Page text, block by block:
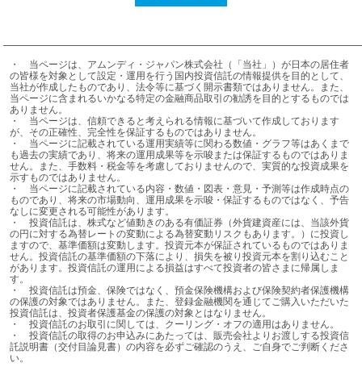
図１は、現在の100万円が、インフレにより、将来どの程
度の価値になるかを示したものです。
インフレ率１％（青い線）では30年後に約74万円、インフ
レ率２％（ピンクの線）では約55万円、インフレ率3％
（黄色い線）では、なんと約4割に目減りしてしまうので
す。
数年前、「老後2000万円問題」が世間をにぎわしました
が、仮に2％のインフレがこの先もずっと続いたら、2000
・	当ページは、アムンディ・ジャパン株式会社（「当社」）が日本の居住者
の皆様を対象として設定・運用を行う国内投資信託の情報提供を目的として、
当社が作成したものであり、法令等に基づく開示書類ではありません。また、
当ページに含まれるいかなる特定の金融商品取引の勧誘を目的とするものでは
ありません。
・	当ページは、信頼できると考えられる情報に基づいて作成しております
が、その正確性、完全性を保証するものではありません。
・	当ページに記載されている運用実績等に関わる数値・グラフ等はあくまで
も過去の実績であり、将来の運用成果等を示唆または保証するものではありま
せん。また、手数料・税金等を考慮しておりませんので、実質的な投資成果を
示すものではありません。
・	当ページに記載されている内容・数値・図表・意見・予測等は作成時点の
ものであり、将来の市場動向、運用成果を示唆・保証するものではなく、予告
なしに変更される可能性があります。
・	投資信託は、株式など値動きのある有価証券（外貨建資産には、当該外貨
の円に対する為替レートの変動による為替変動リスクもあります。）に投資し
ますので、基準価額は変動します。投資元本が保証されているものではありま
せん。投資信託の基準価額の下落により、損失を被り投資元本を割り込むこと
があります。投資信託の運用による損益はすべて投資者の皆さまに帰属しま
す。
・	投資信託は預金、保険ではなく、預金保険機構および保険契約者保護機構
の保護の対象ではありません。また、登録金融機関を通じてご購入いただいた
投資信託は、投資者保護基金の保護の対象とはなりません。
・	投資信託のお取引に関しては、クーリング・オフの適用はありません。
・	投資信託の取得のお申込みにあたっては、販売会社よりお渡しする投資信
託説明書（交付目論見書）の内容を必ずご確認のうえ、ご自身でご判断くださ
い。